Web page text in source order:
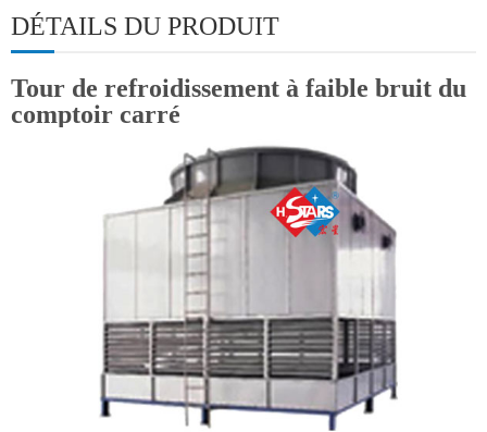
DÉTAILS DU PRODUIT
Tour de refroidissement à faible bruit du
comptoir carré